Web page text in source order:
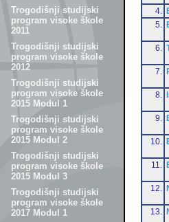
Trogodišnji studijski
program visoke škole
2011
Trogodišnji studijski
program visoke škole
2012
Trogodišnji studijski
program visoke škole
2015 Modul 1
Trogodišnji studijski
program visoke škole
2015 Modul 2
Trogodišnji studijski
program visoke škole
2015 Modul 3
Trogodišnji studijski
program visoke škole
2017 Modul 1
4.
5.
6.
7.
8.
9.
10.
11.
12.
13.